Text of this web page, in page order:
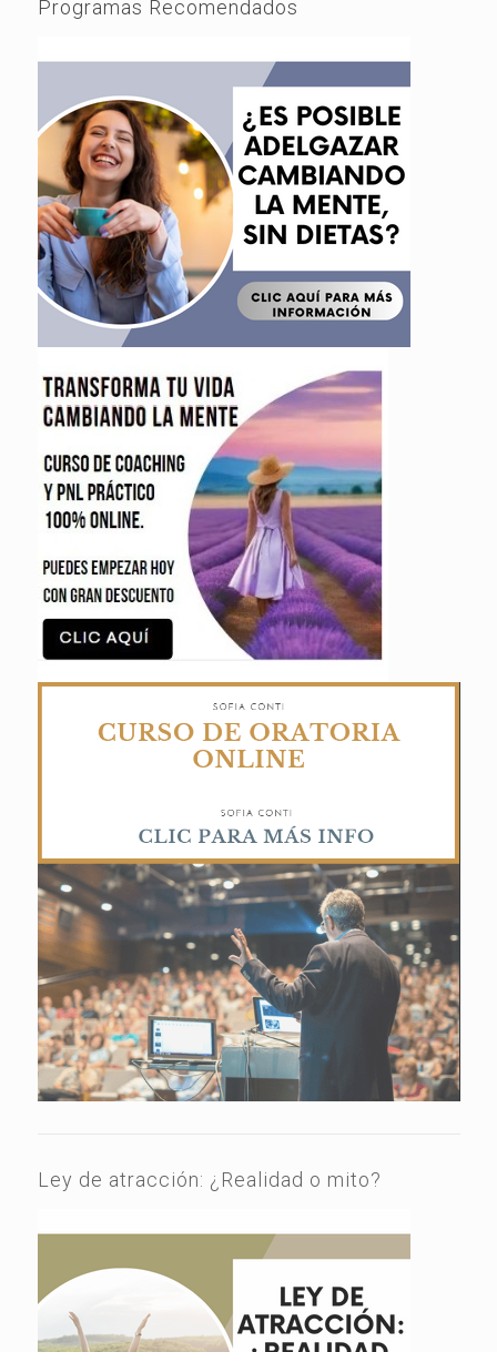
Programas Recomendados
Ley de atracción: ¿Realidad o mito?